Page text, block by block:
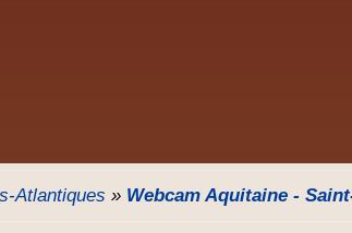
Atlantiques » Webcam Aquitaine -